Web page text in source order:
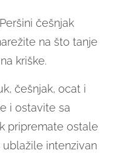
češnjak
na što tanje
kriške.
češnjak, ocat i
i ostavite sa
pripremate ostale
intenzivan